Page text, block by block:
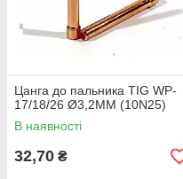
Цанга до пальника TIG WP-
17/18/26 Ø3,2ММ (10N25)
В наявності
32,70 ₴